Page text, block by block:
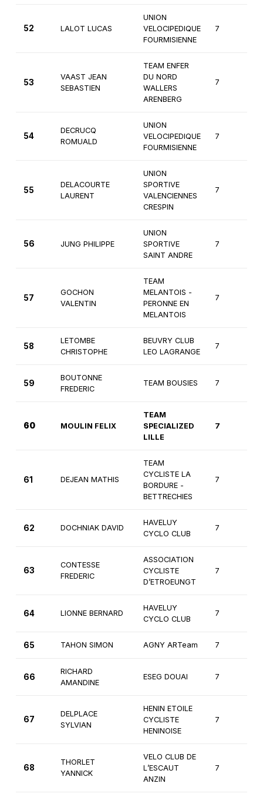
52 LALOT LUCAS
UNION
VELOCIPEDIQUE
FOURMISIENNE
7
53
VAAST JEAN
SEBASTIEN
TEAM ENFER
DU NORD
WALLERS
ARENBERG
7
54
DECRUCQ
ROMUALD
UNION
VELOCIPEDIQUE
FOURMISIENNE
7
55
DELACOURTE
LAURENT
UNION
SPORTIVE
VALENCIENNES
CRESPIN
7
56 JUNG PHILIPPE
UNION
SPORTIVE
SAINT ANDRE
7
57
GOCHON
VALENTIN
TEAM
MELANTOIS -
PERONNE EN
MELANTOIS
7
58
LETOMBE
CHRISTOPHE
BEUVRY CLUB
LEO LAGRANGE
7
59
BOUTONNE
FREDERIC
TEAM BOUSIES 7
60 MOULIN FELIX
TEAM
SPECIALIZED
LILLE
7
61 DEJEAN MATHIS
TEAM
CYCLISTE LA
BORDURE -
BETTRECHIES
7
62 DOCHNIAK DAVID
HAVELUY
CYCLO CLUB
7
63
CONTESSE
FREDERIC
ASSOCIATION
CYCLISTE
D’ETROEUNGT
7
64 LIONNE BERNARD
HAVELUY
CYCLO CLUB
7
65 TAHON SIMON AGNY ARTeam 7
66
RICHARD
AMANDINE
ESEG DOUAI 7
67
DELPLACE
SYLVIAN
HENIN ETOILE
CYCLISTE
HENINOISE
7
68
THORLET
YANNICK
VELO CLUB DE
L’ESCAUT
ANZIN
7